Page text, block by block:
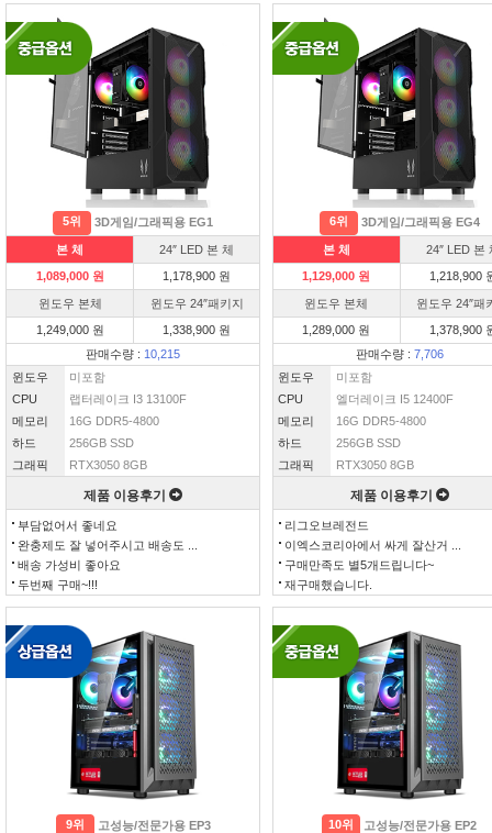
5위 3D게임/그래픽용 EG1
본 체
24″ LED 본 체
1,089,000 원
1,178,900 원
윈도우 본체
윈도우 24″패키지
1,249,000 원
1,338,900 원
판매수량 : 10,215
윈도우
미포함
CPU
랩터레이크 I3 13100F
메모리
16G DDR5-4800
하드
256GB SSD
그래픽
RTX3050 8GB
제품 이용후기
부담없어서 좋네요
완충제도 잘 넣어주시고 배송도 ...
배송 가성비 좋아요
두번째 구매~!!!
6위 3D게임/그래픽용 EG4
본 체
24″ LED 본
1,129,000 원
1,218,900
윈도우 본체
윈도우 24″패
1,289,000 원
1,378,900
판매수량 : 7,706
윈도우
미포함
CPU
엘더레이크 I5 12400F
메모리
16G DDR5-4800
하드
256GB SSD
그래픽
RTX3050 8GB
제품 이용후기
리그오브레전드
이엑스코리아에서 싸게 잘산거 ...
구매만족도 별5개드립니다~
재구매했습니다.
9위 고성능/전문가용 EP3 10위 고성능/전문가용 EP2